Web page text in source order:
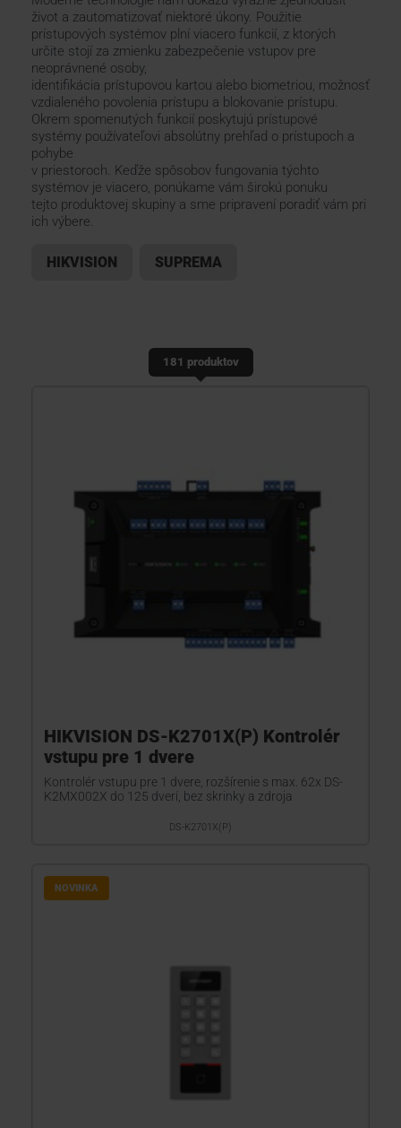
KONTAKTY
život a zautomatizovať niektoré úkony. Použitie
prístupových systémov plní viacero funkcií, z ktorých
určite stojí za zmienku zabezpečenie vstupov pre
neoprávnené osoby,
identifikácia prístupovou kartou alebo biometriou, možnosť
vzdialeného povolenia prístupu a blokovanie prístupu.
Okrem spomenutých funkcií poskytujú prístupové
systémy používateľovi absolútny prehľad o prístupoch a
pohybe
v priestoroch. Keďže spôsobov fungovania týchto
systémov je viacero, ponúkame vám širokú ponuku
tejto produktovej skupiny a sme pripravení poradiť vám pri
ich výbere.
HIKVISION SUPREMA
181 produktov
HIKVISION DS-K2701X(P) Kontrolér
vstupu pre 1 dvere
Kontrolér vstupu pre 1 dvere, rozšírenie s max. 62x DS-
K2MX002X do 125 dverí, bez skrinky a zdroja
DS-K2701X(P)
NOVINKA